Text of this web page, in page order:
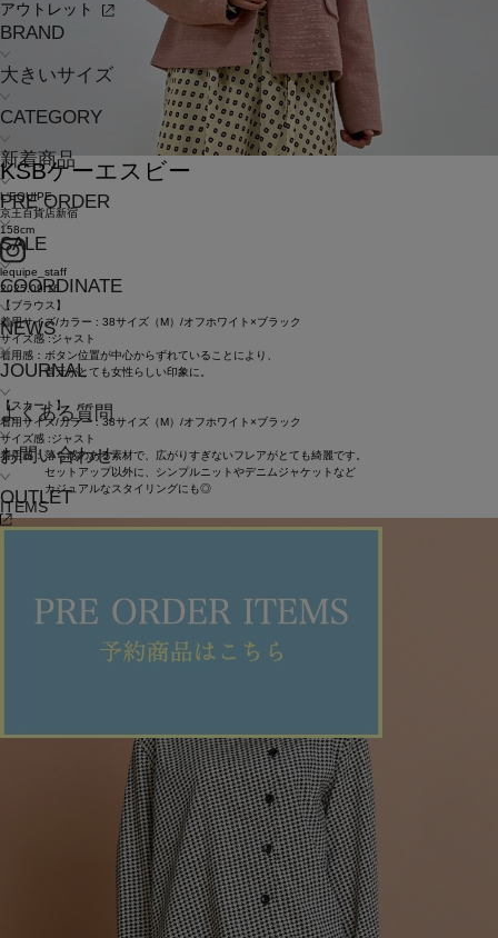
アウトレット
BRAND
大きいサイズ
CATEGORY
新着商品
PRE ORDER
SALE
COORDINATE
NEWS
JOURNAL
よくある質問
お問い合わせ
OUTLET
KSBケーエスビー
L'EQUIPE
京王百貨店新宿
158cm
lequipe_staff
2025.09.16
【ブラウス】
着用サイズ/カラー : 38サイズ（M）/オフホワイト×ブラック
サイズ感 :ジャスト
着用感：ボタン位置が中心からずれていることにより、
首元がとても女性らしい印象に。
【スカート】
着用サイズ/カラー : 38サイズ（M）/オフホワイト×ブラック
サイズ感 :ジャスト
着用感：落ち感のある素材で、広がりすぎないフレアがとても綺麗です。
セットアップ以外に、シンプルニットやデニムジャケットなど
カジュアルなスタイリングにも◎
ITEMS